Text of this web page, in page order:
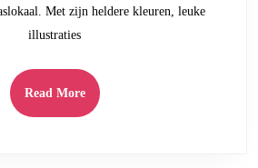
Alfabet
Met zijn heldere kleuren, leuke
illustraties
Read MoreRead
More